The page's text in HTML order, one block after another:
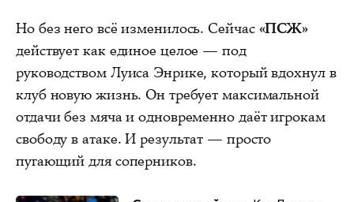
Но без него всё изменилось. Сейчас «ПСЖ»
действует как единое целое — под
руководством Луиса Энрике, который вдохнул в
клуб новую жизнь. Он требует максимальной
отдачи без мяча и одновременно даёт игрокам
свободу в атаке. И результат — просто
пугающий для соперников.